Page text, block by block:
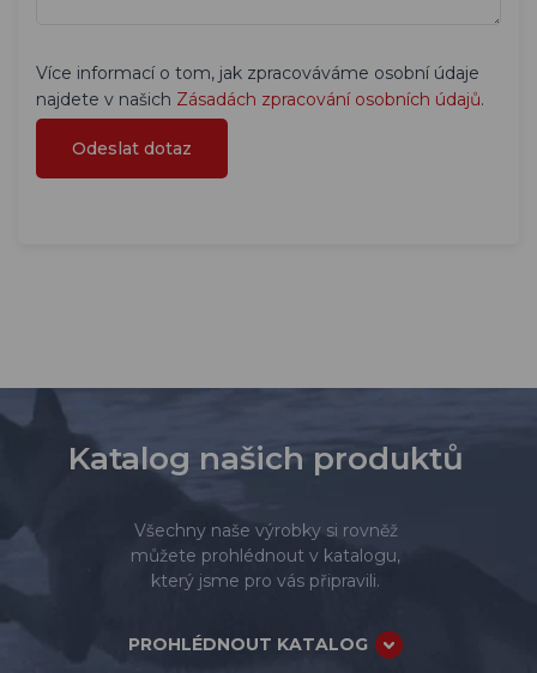
Více informací o tom, jak zpracováváme osobní údaje
najdete v našich Zásadách zpracování osobních údajů.
Katalog našich produktů
Všechny naše výrobky si rovněž
můžete prohlédnout v katalogu,
který jsme pro vás připravili.
PROHLÉDNOUT KATALOG